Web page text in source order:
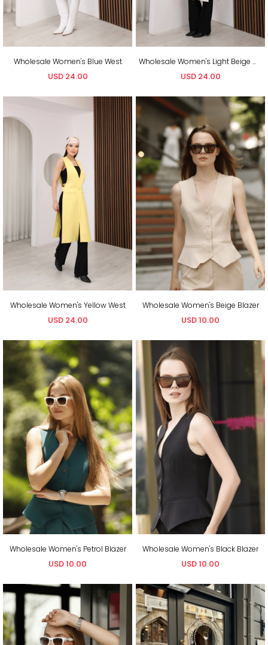
Wholesale Women's Blue West
USD 24.00
Wholesale Women's Light Beige West
USD 24.00
Wholesale Women's Yellow West
USD 24.00
Wholesale Women's Beige Blazer
USD 10.00
Wholesale Women's Petrol Blazer
USD 10.00
Wholesale Women's Black Blazer
USD 10.00